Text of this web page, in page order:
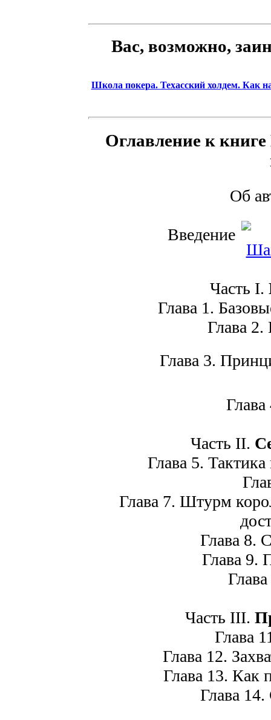
Вас, возможно,
Школа покера. Техасский холдем. Как
Оглавление к
Об
Введение
Часть I.
Глава 1.
Глава 2.
Глава 3.
Глава
Часть II.
Глава 5. Тактика
Глава 7. Штурм
Глава 8.
Глава 9.
Глава
Часть III.
Глава
Глава 12.
Глава 13. Как
Глава 14.